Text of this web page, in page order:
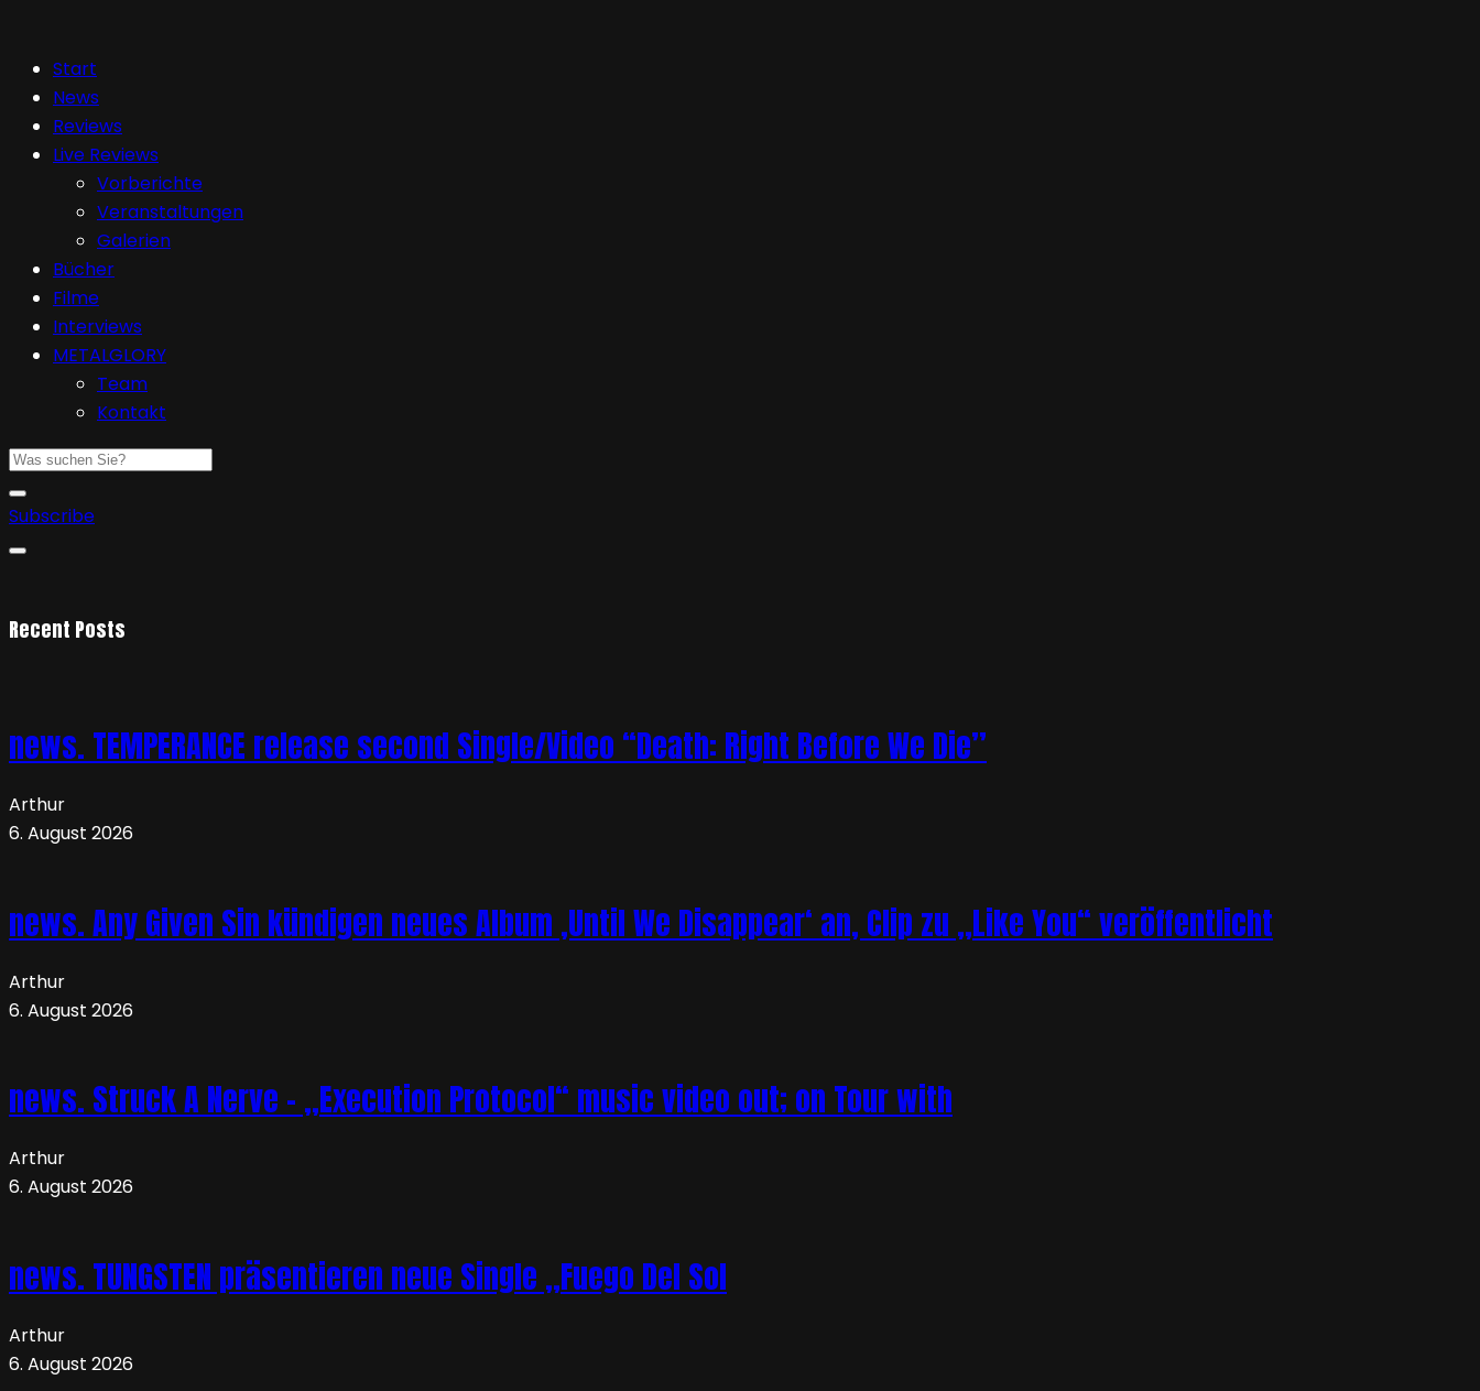
Start
News
Reviews
Live Reviews
Vorberichte
Veranstaltungen
Galerien
Bücher
Filme
Interviews
METALGLORY
Team
Kontakt
Subscribe
Recent Posts
news. TEMPERANCE release second Single/Video “Death: Right Before We Die”
Arthur
6. August 2026
news. Any Given Sin kündigen neues Album ‚Until We Disappear‘ an, Clip zu „Like You“ veröffentlicht
Arthur
6. August 2026
news. Struck A Nerve – „Execution Protocol“ music video out; on Tour with
Arthur
6. August 2026
news. TUNGSTEN präsentieren neue Single „Fuego Del Sol
Arthur
6. August 2026